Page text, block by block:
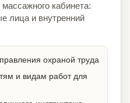
кабинета:
лица и внутренний
охраной труда
и видам работ для